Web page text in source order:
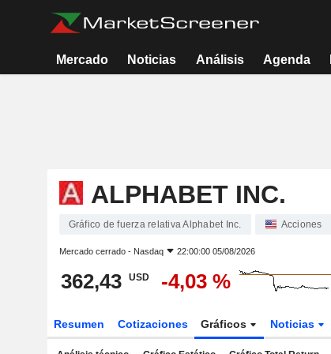
Mercado Noticias Análisis Agenda
ALPHABET INC.
Gráfico de fuerza relativa Alphabet Inc. Acciones
Mercado cerrado - Nasdaq 22:00:00 05/08/2026
362,43 USD -4,03 %
Resumen Cotizaciones Gráficos Noticias